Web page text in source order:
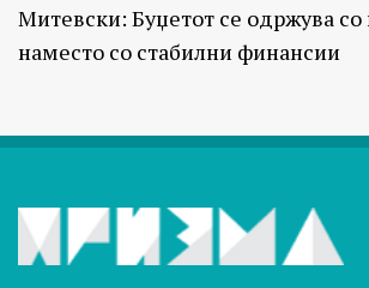
Митевски: Буџетот се одржува
наместо со стабилни финансии